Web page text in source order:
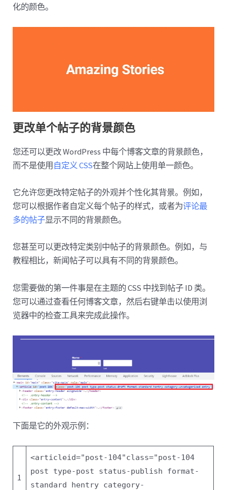
化的颜色。
更改单个帖子的背景颜色
您还可以更改 WordPress 中每个博客文章的背景颜色，
而不是使用自定义 CSS在整个网站上使用单一颜色。
它允许您更改特定帖子的外观并个性化其背景。例如，
您可以根据作者自定义每个帖子的样式，或者为评论最
多的帖子显示不同的背景颜色。
您甚至可以更改特定类别中帖子的背景颜色。例如，与
教程相比，新闻帖子可以具有不同的背景颜色。
您需要做的第一件事是在主题的 CSS 中找到帖子 ID 类。
您可以通过查看任何博客文章，然后右键单击以使用浏
览器中的检查工具来完成此操作。
下面是它的外观示例：
1
<articleid="post-104"class="post-104
post type-post status-publish format-
standard hentry category-